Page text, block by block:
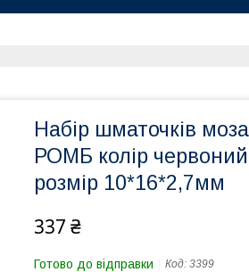
Набір шматочків
РОМБ колір
розмір 10*16*2,7мм
337 ₴
Готово до відправки Код: 3399